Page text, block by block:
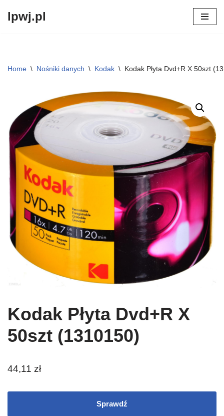
lpwj.pl
Home \ Nośniki danych \ Kodak \ Kodak Płyta Dvd+R X 50szt
Kodak Płyta Dvd+R X
50szt (1310150)
44,11 zł
Sprawdź